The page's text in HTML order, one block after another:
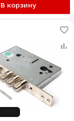
В корзину